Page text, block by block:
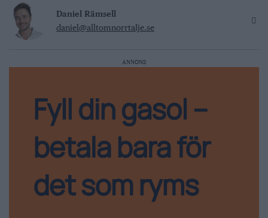
Daniel Rämsell
daniel@alltomnorrtalje.se
ANNONS